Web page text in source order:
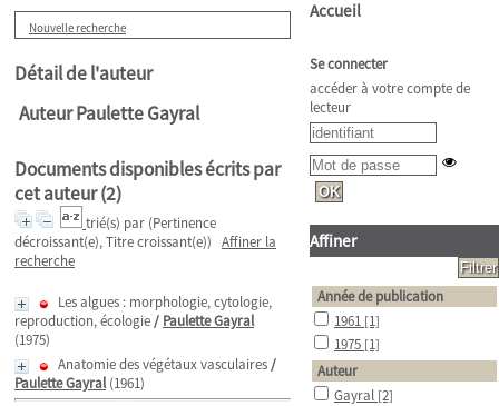
Nouvelle recherche
Détail de l'auteur
Auteur Paulette Gayral
Documents disponibles écrits par
cet auteur (2)
trié(s) par (Pertinence
décroissant(e), Titre croissant(e)) Affiner la
recherche
Les algues : morphologie, cytologie,
reproduction, écologie/ Paulette Gayral
(1975)
Anatomie des végétaux vasculaires/
Paulette Gayral(1961)
Accueil
Se connecter
accéder à votre compte de
lecteur
Affiner
Année de publication
1961 [1]
1975 [1]
Auteur
Gayral [2]